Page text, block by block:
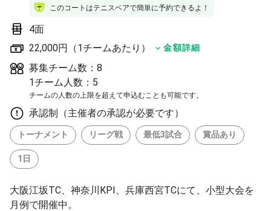
このコートはテニスベアで簡単に予約できるよ！
4面
22,000円（1チームあたり）
金額詳細
募集チーム数：8
1チーム人数：5
チームの人数の上限を超えて申込むことも可能です。
承認制（主催者の承認が必要です）
トーナメント リーグ戦 最低3試合 賞品あり
1日
大阪江坂TC、神奈川KPI、兵庫西宮TCにて、小型大会を
月例で開催中。